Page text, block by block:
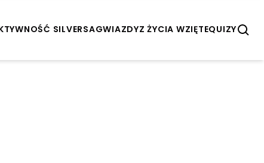
SILVERSAGWIAZDYZ ŻYCIA WZIĘTEQUIZY